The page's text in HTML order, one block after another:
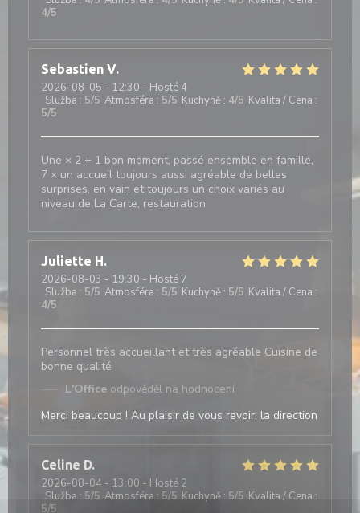
4/5
Sebastien V
2026-08-05 - 12:30 - Hosté 4
Služba : 5/5 Atmosféra : 5/5 Kuchyně : 4/5 Kvalita / Cena :
5/5
Une × 2 + 1 bon moment, passé ensemble en famille,
7 × un accueil toujours aussi agréable de belles
surprises, en vain et toujours un choix variés au
niveau de La Carte, restauration
Juliette H
2026-08-03 - 19:30 - Hosté 7
Služba : 5/5 Atmosféra : 5/5 Kuchyně : 5/5 Kvalita / Cena :
4/5
Personnel très accueillant et très agréable Cuisine de
bonne qualité
L'Office odpověděl na hodnocení
Merci beaucoup ! Au plaisir de vous revoir, la direction
Celine D
2026-08-04 - 13:00 - Hosté 2
Služba : 5/5 Atmosféra : 5/5 Kuchyně : 5/5 Kvalita / Cena :
5/5